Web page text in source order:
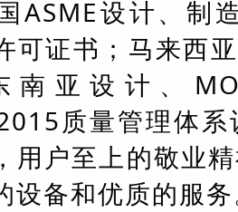
ASME设计、制
可证书；马来西
南亚设计、
质量管理体
用户至上的敬业
设备和优质的服